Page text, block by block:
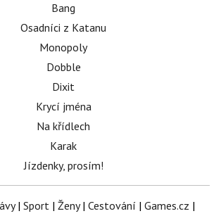
Bang
Osadníci z Katanu
Monopoly
Dobble
Dixit
Krycí jména
Na křídlech
Karak
Jízdenky, prosím!
| Sport | Ženy| Cestování | Games.cz |